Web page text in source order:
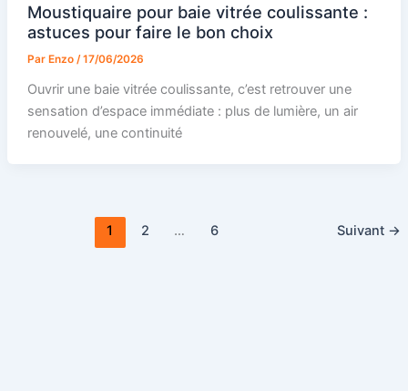
Moustiquaire pour baie vitrée coulissante :
astuces pour faire le bon choix
Par Enzo /17/06/2026
Ouvrir une baie vitrée coulissante, c’est retrouver une
sensation d’espace immédiate : plus de lumière, un air
renouvelé, une continuité
1 2 … 6 Suivant →